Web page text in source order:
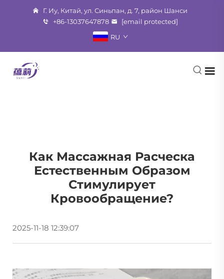
Г. Иу, Китай, ул. Синьпан, д. 7, район Шанси
+86-13037647878
[email protected]
RU
Как Массажная Расческа
Естественным Образом
Стимулирует
Кровообращение?
2025-11-18 12:39:07